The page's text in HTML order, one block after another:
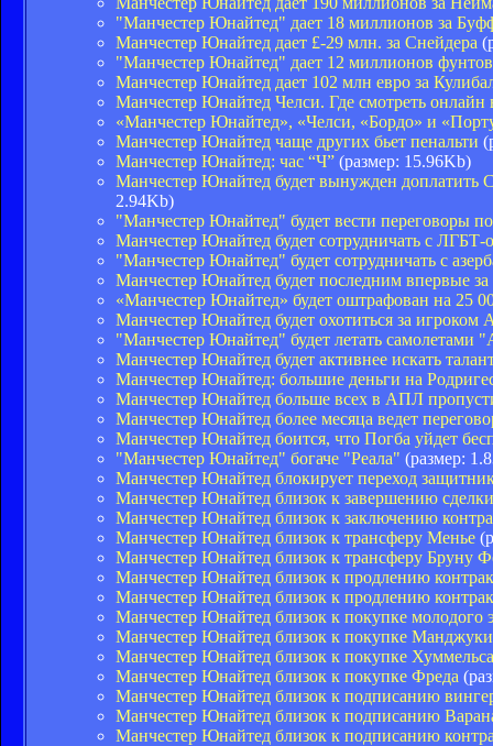
"Манчестер Юнайтед" дает 18 миллионов за
Манчестер Юнайтед дает £-29 млн. за Снейдера
"Манчестер Юнайтед" дает 12 миллионов
Манчестер Юнайтед дает 102 млн евро за
Манчестер Юнайтед Челси. Где смотреть
«Манчестер Юнайтед», «Челси, «Бордо» и
Манчестер Юнайтед чаще других бьет пенальти
Манчестер Юнайтед: час “Ч” (размер: 15.96Kb)
Манчестер Юнайтед будет вынужден доплатить
2.94Kb)
"Манчестер Юнайтед" будет вести переговоры
Манчестер Юнайтед будет сотрудничать с ЛГБТ-
"Манчестер Юнайтед" будет сотрудничать с
Манчестер Юнайтед будет последним впервые за
«Манчестер Юнайтед» будет оштрафован на 25
Манчестер Юнайтед будет охотиться за игроком
"Манчестер Юнайтед" будет летать самолетами
Манчестер Юнайтед будет активнее искать
Манчестер Юнайтед: большие деньги на
Манчестер Юнайтед больше всех в АПЛ
Манчестер Юнайтед более месяца ведет
Манчестер Юнайтед боится, что Погба уйдет
"Манчестер Юнайтед" богаче "Реала" (размер:
Манчестер Юнайтед блокирует переход
Манчестер Юнайтед близок к завершению
Манчестер Юнайтед близок к заключению
Манчестер Юнайтед близок к трансферу Менье
Манчестер Юнайтед близок к трансферу
Манчестер Юнайтед близок к продлению
Манчестер Юнайтед близок к продлению
Манчестер Юнайтед близок к покупке молодого
Манчестер Юнайтед близок к покупке
Манчестер Юнайтед близок к покупке Хуммельса
Манчестер Юнайтед близок к покупке Фреда
Манчестер Юнайтед близок к подписанию
Манчестер Юнайтед близок к подписанию
Манчестер Юнайтед близок к подписанию